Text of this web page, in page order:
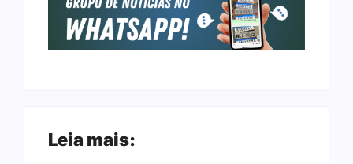
Leia mais: